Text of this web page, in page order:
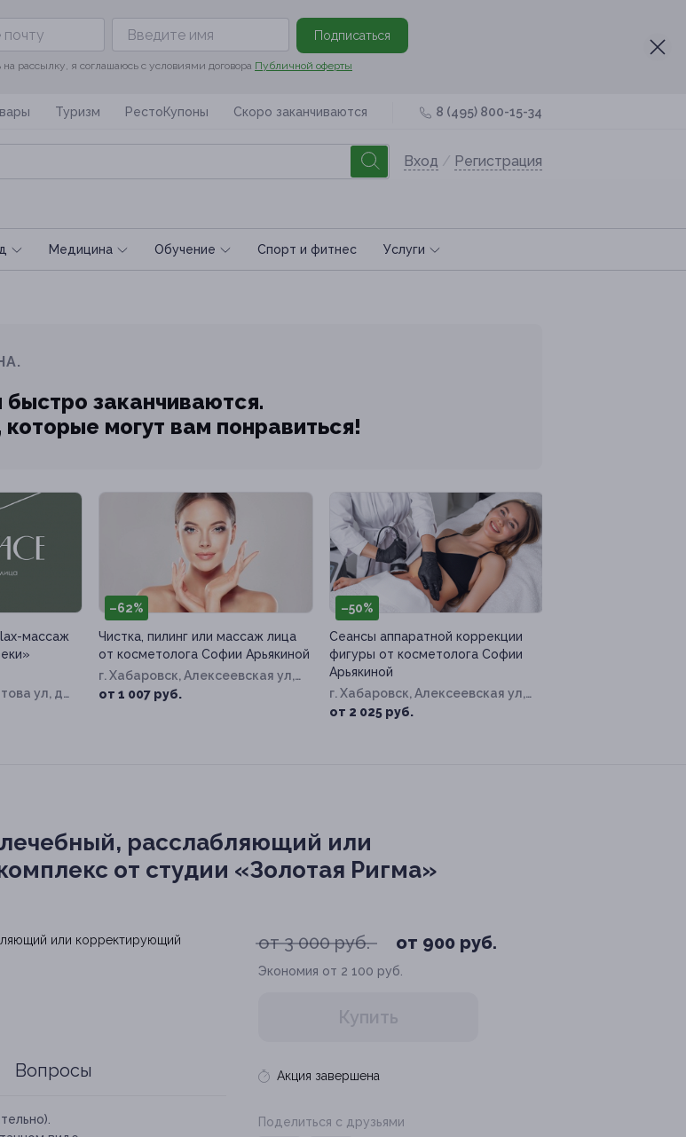
Подписаться
рассылку, я соглашаюсь с условиями договора Публичной оферты
Туризм РестоКупоны Скоро заканчиваются 8 (495) 800-15-34
Вход / Регистрация
Медицина Обучение Спoрт и фитнес Услуги
заканчиваются.
могут вам понравиться!
массаж
ул, д.
–62%
Чистка, пилинг или массаж лица
от косметолога Софии Арьякиной
г. Хабаровск, Алексеевская ул,
д. 64/1
от 1 007 руб.
–50%
Сеансы аппаратной коррекции
фигуры от косметолога Софии
Арьякиной
г. Хабаровск, Алексеевская ул,
д. 64/1
от 2 025 руб.
расслабляющий или
от студии «Золотая Ригма»
от 3 000 руб. от 900 руб.
Экономия от 2 100 руб.
Купить
Акция завершена
Поделиться с друзьями
Вопросы